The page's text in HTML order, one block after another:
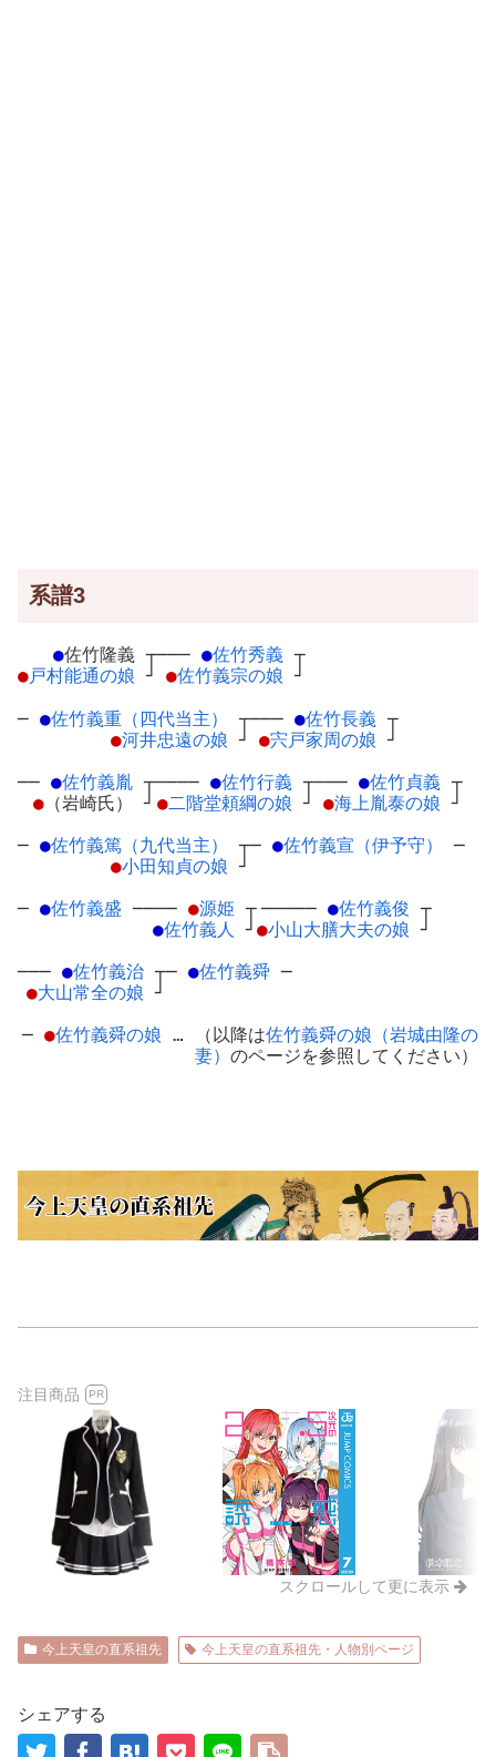
系譜3
●佐竹隆義 ┬
●戸村能通の娘 ┘
─── ●佐竹秀義 ┬
●佐竹義宗の娘 ┘
─ ●佐竹義重（四代当主）
┬
●河井忠遠の娘 ┘
─── ●佐竹長義 ┬
●宍戸家周の娘 ┘
── ●佐竹義胤 ┬
● （岩崎氏） ┘
──── ●佐竹行義 ┬
●二階堂頼綱の娘 ┘
─── ●佐竹貞義 ┬
●海上胤泰の娘 ┘
─ ●佐竹義篤（九代当主）
┬
●小田知貞の娘 ┘
─ ●佐竹義宣（伊予守） ─
─ ●佐竹義盛 ──── ●源姫 ┬
●佐竹義人 ┘
───── ●佐竹義俊 ┬
●小山大膳大夫の娘 ┘
─── ●佐竹義治 ┬
●大山常全の娘 ┘
─ ●佐竹義舜 ─
─ ●佐竹義舜の娘 … （以降は佐竹義舜の娘（岩城由隆の
妻） のページを参照してください）
注目商品 PR
スクロールして更に表示
今上天皇の直系祖先 今上天皇の直系祖先・人物別ページ
シェアする